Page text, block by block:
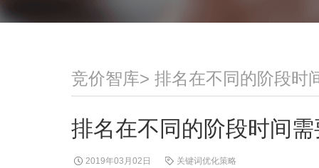
竞价智库> 排名在不同的阶段时
排名在不同的阶段时间
2019年03月02日 关键词优化策略